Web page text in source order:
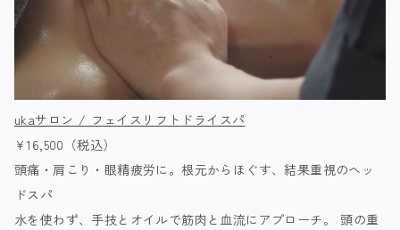
ukaサロン / フェイスリフトドライスパ
¥16,500（税込）
頭痛・肩こり・眼精疲労に。根元からほぐす、結果重視のヘッ
ドスパ
水を使わず、手技とオイルで筋肉と血流にアプローチ。 頭の重